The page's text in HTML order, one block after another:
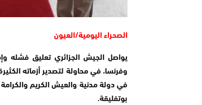
الصحراء اليومية/العيون
يواصل الجيش الجزائري تعليق فشله
وفرنسا، في محاولة لتصدير أزماته
في دولة مدنية والعيش الكريم
بوتفليقة.